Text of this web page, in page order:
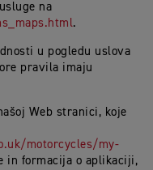
na
.
u pogledu uslova
pravila imaju
Web stranici, koje
motorcycles/my-
in formacija o aplikaciji,